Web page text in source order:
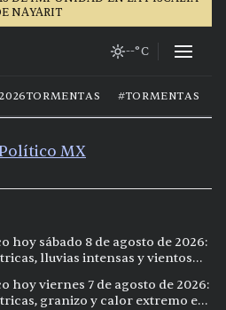
MX
hoy sábado 8 de agosto de 2026:
lluvias intensas y vientos
hoy viernes 7 de agosto de 2026:
granizo y calor extremo en